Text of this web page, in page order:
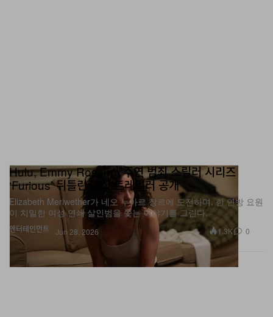
엔터테인먼트
Hulu, Emmy Rossum 주연 범죄 스릴러 시리즈
‘Furious’ 뒤틀린 공식 트레일러 공개
Elizabeth Meriwether가 네오 누아르 장르에 도전하며, 한 연방 요원
이 치밀한 여성 연쇄 살인범을 쫓는 이야기를 그린다.
Jun 28, 2026 1.3K 0